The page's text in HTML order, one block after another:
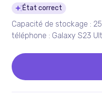
Détails du
État correct
Capacité de stockage :
téléphone : Galaxy S23